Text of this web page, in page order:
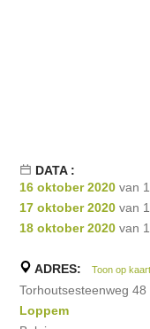
DATA :
16 oktober 2020 van
17 oktober 2020 van
18 oktober 2020 van
ADRES: Toon op kaart
Torhoutsesteenweg 48
Loppem